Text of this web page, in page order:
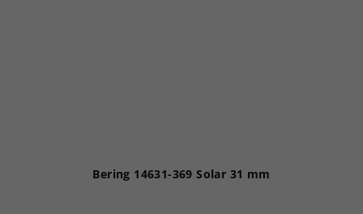
Bering 14631-369 Solar 31 mm